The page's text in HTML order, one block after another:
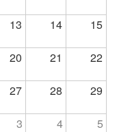
13 14 15
20 21 22
27 28 29
3 4 5